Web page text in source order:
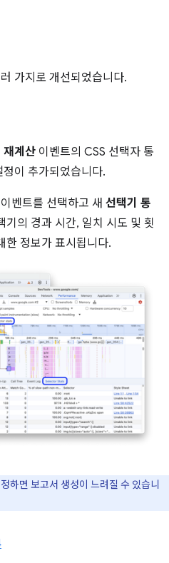
가지로 개선되었습니다.
재계산 이벤트의 CSS 선택자 통
이 추가되었습니다.
이벤트를 선택하고 새 선택기 통
기의 경과 시간, 일치 시도 및 횟
한 정보가 표시됩니다.
하면 보고서 생성이 느려질 수 있습니